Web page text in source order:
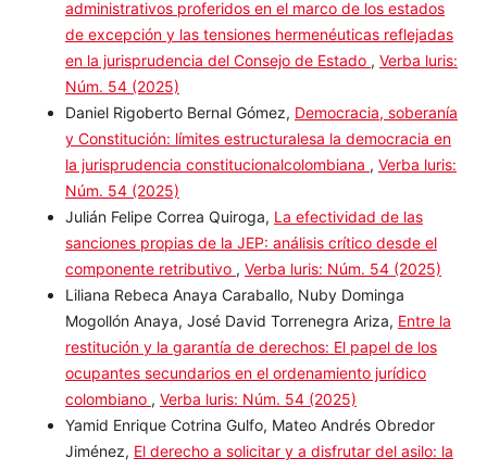
(2025)
Hugo Alejandro Sánchez Hernández, Paola Andrea
Pulecio Giraldo ,El control judicial de los actos
administrativos proferidos en el marco de los estados
de excepción y las tensiones hermenéuticas reflejadas
en la jurisprudencia del Consejo de Estado,Verba
luris: Núm. 54 (2025)
Daniel Rigoberto Bernal Gómez,
soberanía y Constitución: límites estructuralesa la
democracia en la jurisprudencia
constitucionalcolombiana,Verba luris: Núm. 54 (2025)
Julián Felipe Correa Quiroga,La efectividad de las
sanciones propias de la JEP: análisis crítico desde el
componente retributivo,Verba luris: Núm. 54 (2025)
Liliana Rebeca Anaya Caraballo, Nuby Dominga
Mogollón Anaya, José David Torrenegra Ariza,
restitución y la garantía de derechos: El papel de los
ocupantes secundarios en el ordenamiento jurídico